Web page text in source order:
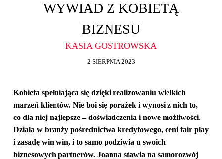
WYWIAD Z KOBIETĄ
BIZNESU
KASIA GOSTROWSKA
2 SIERPNIA 2023
Kobieta spełniająca się dzięki realizowaniu wielkich
marzeń klientów. Nie boi się porażek i wynosi z nich to,
co dla niej najlepsze – doświadczenia i nowe możliwości.
Działa w branży pośrednictwa kredytowego, ceni fair play
i zasadę win win, i to samo podziwia u swoich
biznesowych partnerów. Joanna stawia na samorozwój